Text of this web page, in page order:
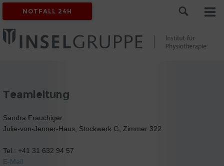
NOTFALL 24H
Teamleitung
Sandra Frauchiger
Julie-von-Jenner-Haus, Stockwerk G, Zimmer 322
Tel.: +41 31 632 94 57
E-Mail